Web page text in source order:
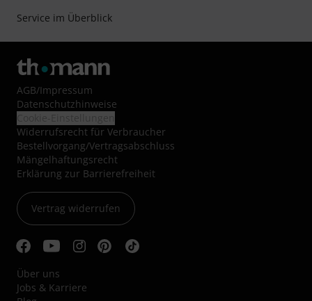
Service im Überblick
AGB/Impressum
Datenschutzhinweise
Widerrufsrecht für Verbraucher
Bestellvorgang/Vertragsabschluss
Mängelhaftungsrecht
Erklärung zur Barrierefreiheit
Vertrag widerrufen
Über uns
Jobs & Karriere